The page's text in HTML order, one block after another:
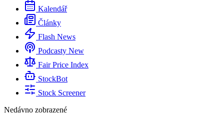
Kalendář
Články
Flash News
Podcasty New
Fair Price Index
StockBot
Stock Screener
Nedávno zobrazené